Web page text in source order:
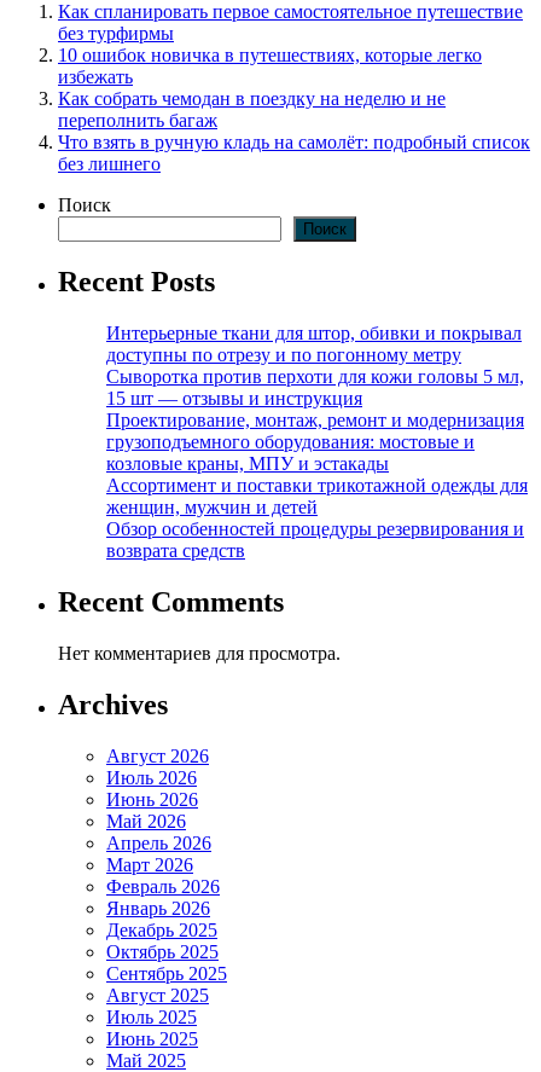
Как спланировать первое самостоятельное путешествие
без турфирмы
10 ошибок новичка в путешествиях, которые легко
избежать
Как собрать чемодан в поездку на неделю и не
переполнить багаж
Что взять в ручную кладь на самолёт: подробный список
без лишнего
Поиск
Поиск
Recent Posts
Интерьерные ткани для штор, обивки и покрывал
доступны по отрезу и по погонному метру
Сыворотка против перхоти для кожи головы 5 мл,
15 шт — отзывы и инструкция
Проектирование, монтаж, ремонт и модернизация
грузоподъемного оборудования: мостовые и
козловые краны, МПУ и эстакады
Ассортимент и поставки трикотажной одежды для
женщин, мужчин и детей
Обзор особенностей процедуры резервирования и
возврата средств
Recent Comments
Нет комментариев для просмотра.
Archives
Август 2026
Июль 2026
Июнь 2026
Май 2026
Апрель 2026
Март 2026
Февраль 2026
Январь 2026
Декабрь 2025
Октябрь 2025
Сентябрь 2025
Август 2025
Июль 2025
Июнь 2025
Май 2025